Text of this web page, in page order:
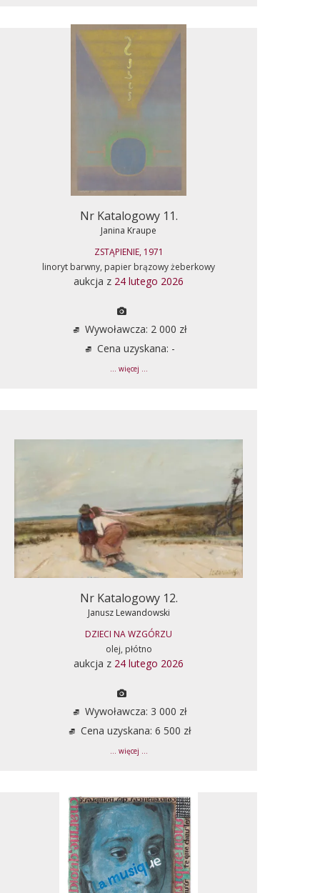
Nr Katalogowy 11.
Janina Kraupe
ZSTĄPIENIE, 1971
linoryt barwny, papier brązowy żeberkowy
aukcja z 24 lutego 2026
Wywoławcza: 2 000 zł
Cena uzyskana: -
... więcej ...
Nr Katalogowy 12.
Janusz Lewandowski
DZIECI NA WZGÓRZU
olej, płótno
aukcja z 24 lutego 2026
Wywoławcza: 3 000 zł
Cena uzyskana: 6 500 zł
... więcej ...